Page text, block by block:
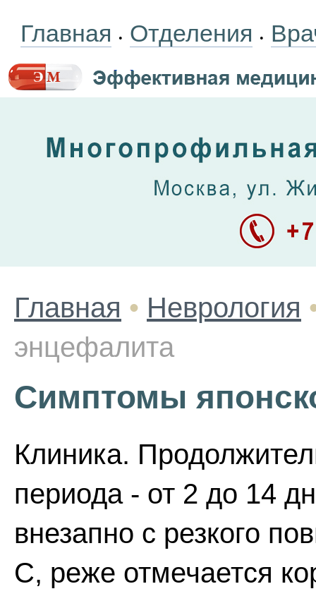
Главная • Отделения •
Главная • Неврология
энцефалита
Симптомы
Клиника.
периода - от 2 до 14
внезапно с резкого
С, реже отмечается